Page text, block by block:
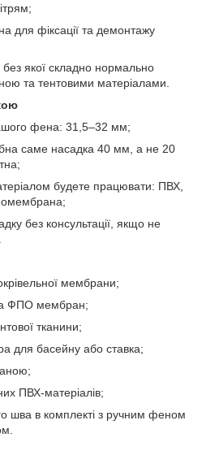
для фіксації та демонтажу
якої складно нормально
та тентовими матеріалами.
фена: 31,5–32 мм;
саме насадка 40 мм, а не 20
будете працювати: ПВХ,
без консультації, якщо не
мембрани;
ФПО мембран;
тканини;
для басейну або ставка;
ПВХ-матеріалів;
шва в комплекті з ручним феном